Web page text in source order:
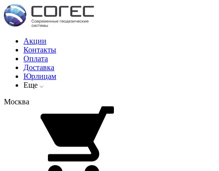
Акции
Контакты
Оплата
Доставка
Юрлицам
Еще
Москва